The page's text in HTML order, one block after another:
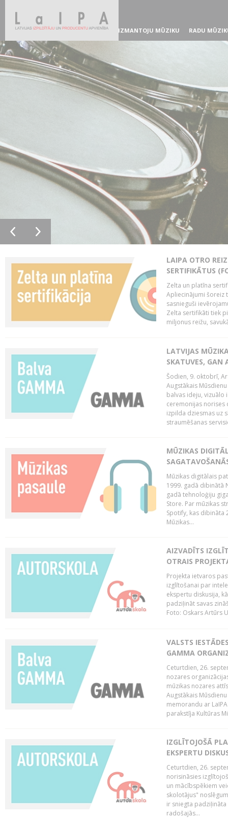
IZMANTOJU MŪZIKU RADU
LAIPA OTRO
SERTIFIKĀTUS
Zelta un platīna
Apliecinājumi šoreiz
sasnieguši
Zelta sertifikāti tiek
miljonus reižu,
LATVIJAS
SKATUVES, GAN
Šodien, 9. oktobrī,
Augstākais
balvas ideju,
ceremonijas norises
izpilda dziesmas uz
straumēšanas
MŪZIKAS
Mūzikas digitālais
1999. gadā dibinātā
gadā tehnoloģiju
Store. Par mūzikas
Spotify, kas dibināta
Mūzikas...
AIZVADĪTS
OTRAIS
Projekta ietvaros
izglītošanai par
ekspertu diskusija,
padziļināt savas
Foto: Oskars Artūrs
VALSTS
GAMMA
Ceturtdien, 26.
nozares
mūzikas nozares
Augstākais
memorandu ar
parakstīja Kultūras
IZGLĪTOJOŠĀ
EKSPERTU
Ceturtdien, 26.
norisināsies
un mācībspēkiem
skolotājus"
ir sniegta
radošajās...